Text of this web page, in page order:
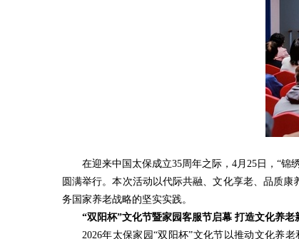
在迎来中国太保成立35周年之际，4月25日，“
圆满举行。本次活动以代际共融、文化享老、品质
务国家养老战略的坚实实践。
“双阳杯”文化节暨家园客服节启幕 打造文化养老
2026年太保家园“双阳杯”文化节以推动文化养